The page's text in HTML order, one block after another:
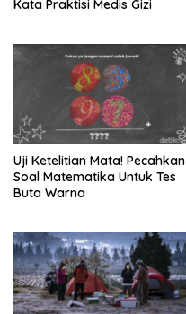
Kata Praktisi Medis Gizi
Uji Ketelitian Mata! Pecahkan
Soal Matematika Untuk Tes
Buta Warna